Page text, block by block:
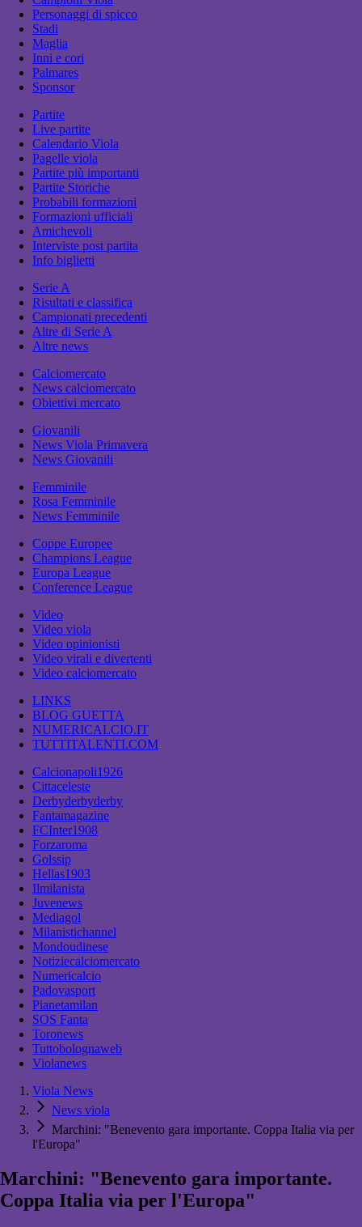
Personaggi di spicco
Stadi
Maglia
Inni e cori
Palmares
Sponsor
Partite
Live partite
Calendario Viola
Pagelle viola
Partite più importanti
Partite Storiche
Probabili formazioni
Formazioni ufficiali
Amichevoli
Interviste post partita
Info biglietti
Serie A
Risultati e classifica
Campionati precedenti
Altre di Serie A
Altre news
Calciomercato
News calciomercato
Obiettivi mercato
Giovanili
News Viola Primavera
News Giovanili
Femminile
Rosa Femminile
News Femminile
Coppe Europee
Champions League
Europa League
Conference League
Video
Video viola
Video opinionisti
Video virali e divertenti
Video calciomercato
LINKS
BLOG GUETTA
NUMERICALCIO.IT
TUTTITALENTI.COM
Calcionapoli1926
Cittaceleste
Derbyderbyderby
Fantamagazine
FCInter1908
Forzaroma
Golssip
Hellas1903
Ilmilanista
Juvenews
Mediagol
Milanistichannel
Mondoudinese
Notiziecalciomercato
Numericalcio
Padovasport
Pianetamilan
SOS Fanta
Toronews
Tuttobolognaweb
Violanews
Viola News
News viola
Marchini: "Benevento gara importante. Coppa Italia via per
l'Europa"
Marchini: "Benevento gara importante.
Coppa Italia via per l'Europa"